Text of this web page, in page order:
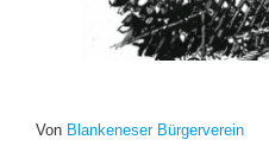
Von Blankeneser Bürgerverein